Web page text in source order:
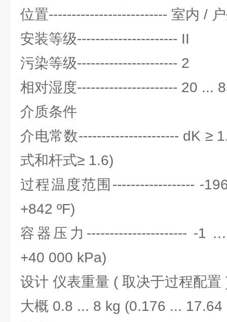
位置-------------------------- 室内 /
安装等级---------------------- II
污染等级---------------------- 2
相对湿度---------------------- 20 ...
介质条件
介电常数---------------------- dK ≥
式和杆式≥ 1.6)
过程温度范围------------------ -
+842 ºF)
容器压力---------------------- -
+40 000 kPa)
设计 仪表重量 ( 取决于过程配置
大概 0.8 ... 8 kg (0.176 ... 17.64